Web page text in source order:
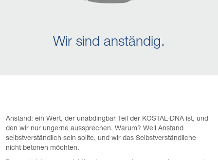
Wir sind anständig.
Anstand: ein Wert, der unabdingbar Teil der KOSTAL-DNA ist, und
den wir nur ungerne aussprechen. Warum? Weil Anstand
selbstverständlich sein sollte, und wir das Selbstverständliche
nicht betonen möchten.